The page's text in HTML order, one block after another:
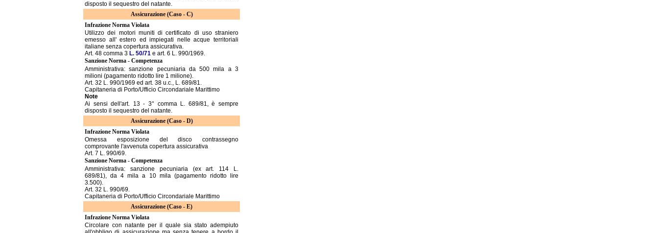
disposto il sequestro del natante.
Assicurazione (Caso - C)
Infrazione Norma Violata
Utilizzo dei motori muniti di certificato di uso straniero
emesso all' estero ed impiegati nelle acque territoriali
italiane senza copertura assicurativa.
Art. 48 comma 3 L. 50/71 e art. 6 L. 990/1969.
Sanzione Norma - Competenza
Amministrativa: sanzione pecuniaria da 500 mila a 3
milioni (pagamento ridotto lire 1 milione).
Art. 32 L. 990/1969 ed art. 38 u.c., L. 689/81.
Capitaneria di Porto/Ufficio Circondariale Marittimo
Note
Ai sensi dell'art. 13 - 3° comma L. 689/81, è sempre
disposto il sequestro del natante.
Assicurazione (Caso - D)
Infrazione Norma Violata
Omessa esposizione del disco contrassegno
comprovante l'avvenuta copertura assicurativa
Art. 7 L. 990/69.
Sanzione Norma - Competenza
Amministrativa: sanzione pecuniaria (ex art. 114 L.
689/81), da 4 mila a 10 mila (pagamento ridotto lire
3.500).
Art. 32 L. 990/69.
Capitaneria di Porto/Ufficio Circondariale Marittimo
Assicurazione (Caso - E)
Infrazione Norma Violata
Circolare con natante per il quale sia stato adempiuto